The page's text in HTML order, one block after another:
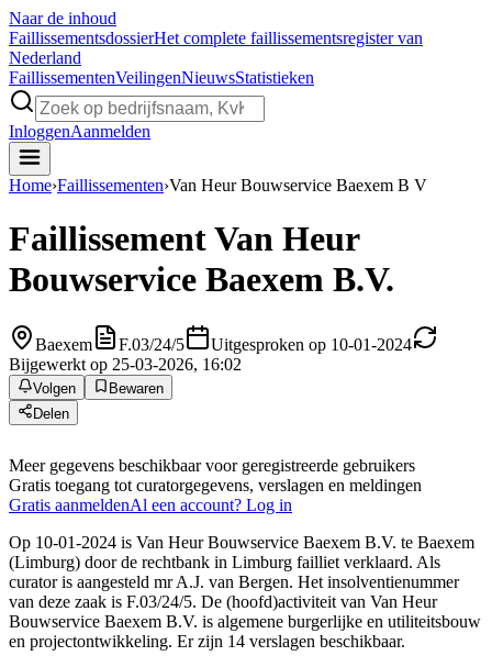
Naar de inhoud
FaillissementsdossierHet complete faillissementsregister van
Nederland
FaillissementenVeilingenNieuwsStatistieken
InloggenAanmelden
Home›Faillissementen›Van Heur Bouwservice Baexem B V
FaillissementVan Heur
Bouwservice Baexem B.V.
Baexem F.03/24/5
Uitgesproken op 10-01-2024
Bijgewerkt op 25-03-2026, 16:02
Volgen
Bewaren
Delen
Meer gegevens beschikbaar voor geregistreerde gebruikers
Gratis toegang tot curatorgegevens, verslagen en meldingen
Gratis aanmeldenAl een account? Log in
Op 10-01-2024 is Van Heur Bouwservice Baexem B.V. te Baexem
(Limburg) door de rechtbank in Limburg failliet verklaard. Als
curator is aangesteld mr A.J. van Bergen. Het insolventienummer
van deze zaak is F.03/24/5. De (hoofd)activiteit van Van Heur
Bouwservice Baexem B.V. is algemene burgerlijke en utiliteitsbouw
en projectontwikkeling. Er zijn 14 verslagen beschikbaar.